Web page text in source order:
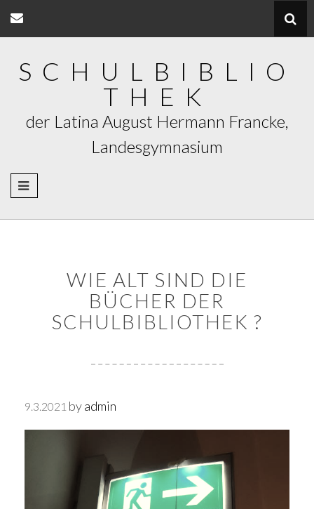
to
SCHULBIBLIO
THEK
der Latina August Hermann Francke,
Landesgymnasium
WIE ALT SIND DIE
BÜCHER DER
SCHULBIBLIOTHEK ?
9.3.2021 byadmin